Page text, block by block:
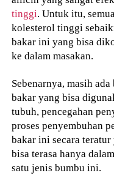
tinggi. Untuk itu,
kolesterol tinggi
bakar ini yang bisa
ke dalam masakan.
Sebenarnya, masih
bakar yang bisa
tubuh, pencegahan
proses penyembuhan
bakar ini secara
bisa terasa hanya
satu jenis bumbu ini.